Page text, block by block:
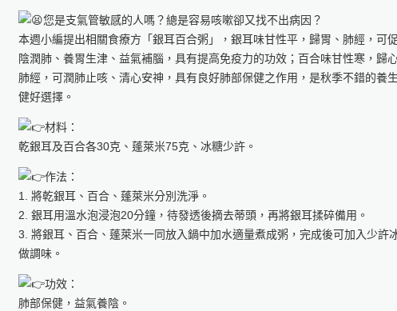
您是支氣管敏感的人嗎？總是容易咳嗽卻又找不出病因？
本週小編提出相關食療方「銀耳百合粥」，銀耳味甘性平，歸胃、肺經，可
陰潤肺、養胃生津、益氣補腦，具有提高免疫力的功效；百合味甘性寒，歸心
肺經，可潤肺止咳、清心安神，具有良好肺部保健之作用，是秋季不錯的養
健好選擇。
材料：
乾銀耳及百合各30克、蓬萊米75克、冰糖少許。
作法：
1. 將乾銀耳、百合、蓬萊米分別洗淨。
2. 銀耳用溫水泡浸泡20分鐘，待發透後摘去蒂頭，再將銀耳揉碎備用。
3. 將銀耳、百合、蓬萊米一同放入鍋中加水適量煮成粥，完成後可加入少許
做調味。
功效：
肺部保健，益氣養陰。